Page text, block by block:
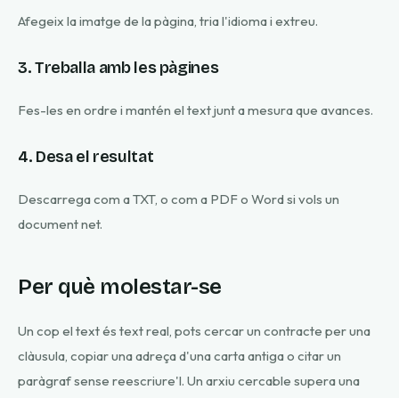
Afegeix la imatge de la pàgina, tria l'idioma i extreu.
3. Treballa amb les pàgines
Fes-les en ordre i mantén el text junt a mesura que avances.
4. Desa el resultat
Descarrega com a TXT, o com a PDF o Word si vols un
document net.
Per què molestar-se
Un cop el text és text real, pots cercar un contracte per una
clàusula, copiar una adreça d'una carta antiga o citar un
paràgraf sense reescriure'l. Un arxiu cercable supera una